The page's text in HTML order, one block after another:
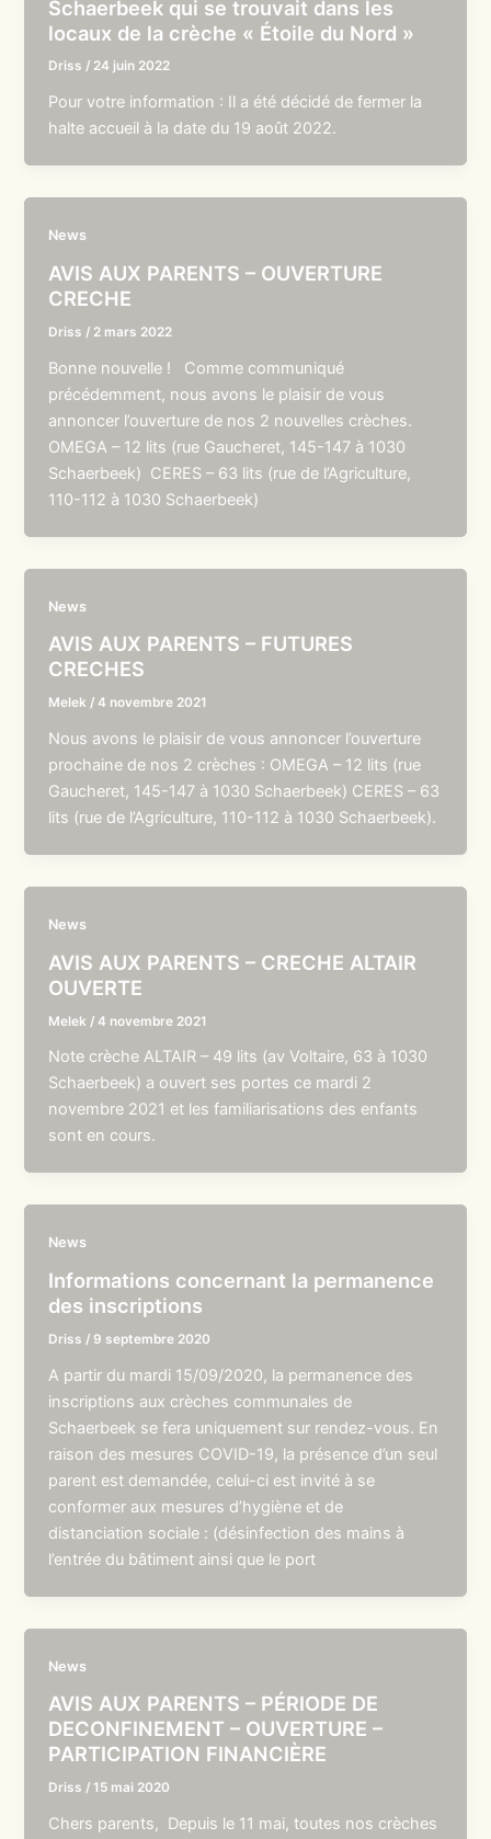
Schaerbeek qui se trouvait dans les
locaux de la crèche « Étoile du Nord »
Driss / 24 juin 2022
Pour votre information : Il a été décidé de fermer la
halte accueil à la date du 19 août 2022.
News
AVIS AUX PARENTS – OUVERTURE
CRECHE
Driss / 2 mars 2022
Bonne nouvelle ! Comme communiqué
précédemment, nous avons le plaisir de vous
annoncer l’ouverture de nos 2 nouvelles crèches.
OMEGA – 12 lits (rue Gaucheret, 145-147 à 1030
Schaerbeek) CERES – 63 lits (rue de l’Agriculture,
110-112 à 1030 Schaerbeek)
News
AVIS AUX PARENTS – FUTURES
CRECHES
Melek /4 novembre 2021
Nous avons le plaisir de vous annoncer l’ouverture
prochaine de nos 2 crèches : OMEGA – 12 lits (rue
Gaucheret, 145-147 à 1030 Schaerbeek) CERES – 63
lits (rue de l’Agriculture, 110-112 à 1030 Schaerbeek).
News
AVIS AUX PARENTS – CRECHE ALTAIR
OUVERTE
Melek /4 novembre 2021
Note crèche ALTAIR – 49 lits (av Voltaire, 63 à 1030
Schaerbeek) a ouvert ses portes ce mardi 2
novembre 2021 et les familiarisations des enfants
sont en cours.
News
Informations concernant la permanence
des inscriptions
Driss / 9 septembre 2020
A partir du mardi 15/09/2020, la permanence des
inscriptions aux crèches communales de
Schaerbeek se fera uniquement sur rendez-vous. En
raison des mesures COVID-19, la présence d’un seul
parent est demandée, celui-ci est invité à se
conformer aux mesures d’hygiène et de
distanciation sociale : (désinfection des mains à
l’entrée du bâtiment ainsi que le port
News
AVIS AUX PARENTS – PÉRIODE DE
DECONFINEMENT – OUVERTURE –
PARTICIPATION FINANCIÈRE
Driss /15 mai 2020
Chers parents, Depuis le 11 mai, toutes nos crèches